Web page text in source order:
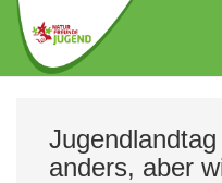
Zum
Hauptinhalt
springen
anders, aber